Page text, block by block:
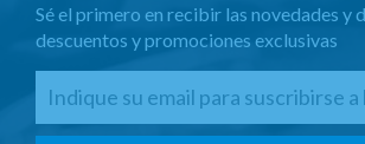
Sé el primero en recibir las novedades y
descuentos y promociones exclusivas